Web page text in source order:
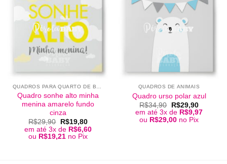
Quadro sonhe alto minha
menina amarelo fundo
cinza
R$29,90
O
preço
original
era:
R$19,80O
preço
atual
é:
em até 3x de R$6,60
ou R$19,21 no Pix
QUADROS DE ANIMAIS
Quadro urso polar azul
R$34,90
O
preço
original
era:
R$29,90O
preço
atual
é:
em até 3x de R$9,97
ou R$29,00 no Pix